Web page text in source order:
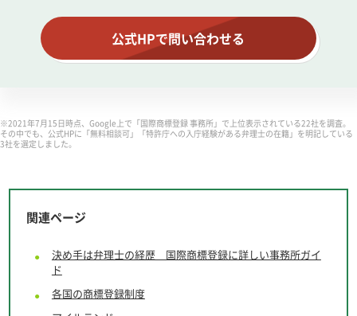
公式HPで問い合わせる
※2021年7月15日時点、Google上で「国際商標登録 事務所」で上位表示されている22社を調査。
その中でも、公式HPに「無料相談可」「特許庁への入庁経験がある弁理士の在籍」を明記している
3社を選定しました。
関連ページ
決め手は弁理士の経歴 国際商標登録に詳しい事務所ガイ
ド
各国の商標登録制度